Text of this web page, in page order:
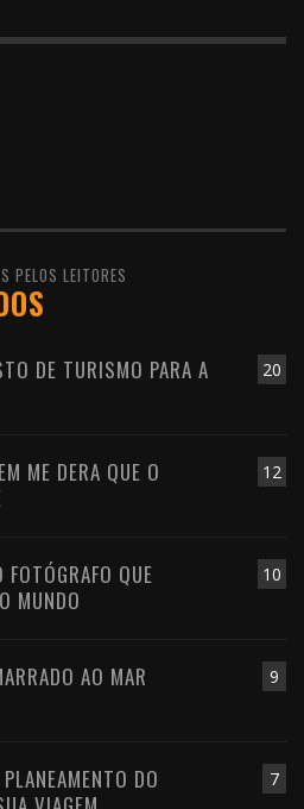
PELOS LEITORES
20
DE TURISMO PARA A
12
ME DERA QUE O
10
QUE
MUNDO
9
AO MAR
7
DO